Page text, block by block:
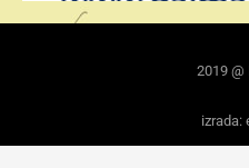
2019 @
izrada: